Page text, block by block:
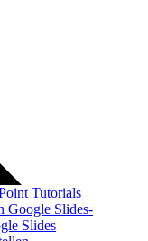
Tutorials
Google Slides-
Slides